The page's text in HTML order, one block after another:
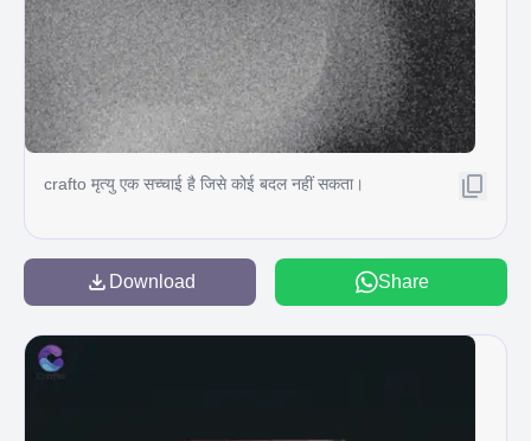
crafto मृत्यु एक सच्चाई है जिसे कोई बदल नहीं सकता।
Download Share